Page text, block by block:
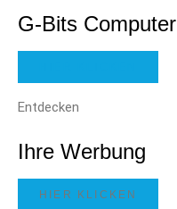
G-Bits Computer
Entdecken
Ihre Werbung
HIER KLICKEN